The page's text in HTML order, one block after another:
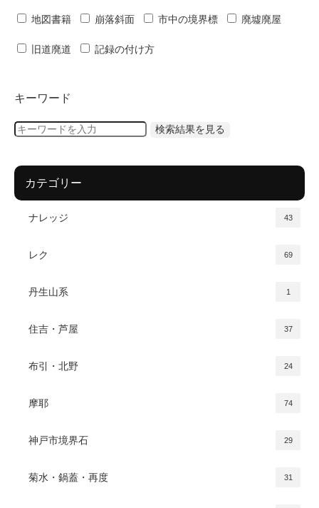
地図書籍 崩落斜面 市中の境界標 廃墟廃屋
旧道廃道 記録の付け方
キーワード
カテゴリー
ナレッジ 43
レク 69
丹生山系 1
住吉・芦屋 37
布引・北野 24
摩耶 74
神戸市境界石 29
菊水・鍋蓋・再度 31